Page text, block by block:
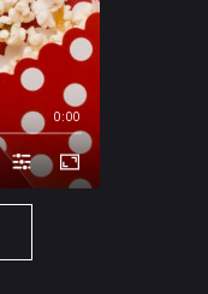
0:00